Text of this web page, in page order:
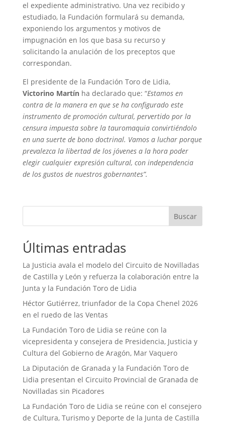
el expediente administrativo. Una vez recibido y
estudiado, la Fundación formulará su demanda,
exponiendo los argumentos y motivos de
impugnación en los que basa su recurso y
solicitando la anulación de los preceptos que
correspondan.
El presidente de la Fundación Toro de Lidia,
Victorino Martínha declarado que: “Estamos en
contra de la manera en que se ha configurado este
instrumento de promoción cultural, pervertido por la
censura impuesta sobre la tauromaquia convirtiéndolo
en una suerte de bono doctrinal. Vamos a luchar porque
prevalezca la libertad de los jóvenes a la hora poder
elegir cualquier expresión cultural, con independencia
de los gustos de nuestros gobernantes”.
Buscar
Últimas entradas
La Justicia avala el modelo del Circuito de Novilladas
de Castilla y León y refuerza la colaboración entre la
Junta y la Fundación Toro de Lidia
Héctor Gutiérrez, triunfador de la Copa Chenel 2026
en el ruedo de las Ventas
La Fundación Toro de Lidia se reúne con la
vicepresidenta y consejera de Presidencia, Justicia y
Cultura del Gobierno de Aragón, Mar Vaquero
La Diputación de Granada y la Fundación Toro de
Lidia presentan el Circuito Provincial de Granada de
Novilladas sin Picadores
La Fundación Toro de Lidia se reúne con el consejero
de Cultura, Turismo y Deporte de la Junta de Castilla